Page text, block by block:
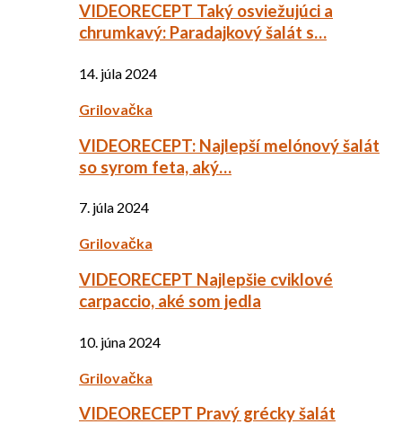
VIDEORECEPT Taký osviežujúci a
chrumkavý: Paradajkový šalát s…
14. júla 2024
Grilovačka
VIDEORECEPT: Najlepší melónový šalát
so syrom feta, aký…
7. júla 2024
Grilovačka
VIDEORECEPT Najlepšie cviklové
carpaccio, aké som jedla
10. júna 2024
Grilovačka
VIDEORECEPT Pravý grécky šalát